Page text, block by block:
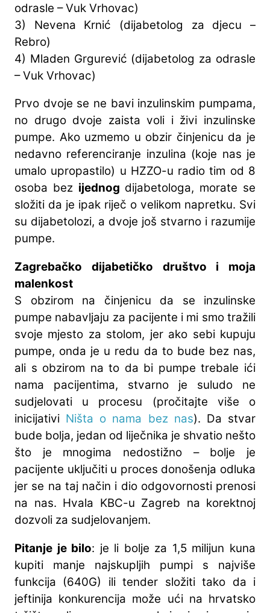
odrasle – Vuk Vrhovac)
3) Nevena Krnić (dijabetolog za djecu –
Rebro)
4) Mladen Grgurević (dijabetolog za odrasle
– Vuk Vrhovac)
Prvo dvoje se ne bavi inzulinskim pumpama,
no drugo dvoje zaista voli i živi inzulinske
pumpe. Ako uzmemo u obzir činjenicu da je
nedavno referenciranje inzulina (koje nas je
umalo upropastilo) u HZZO-u radio tim od 8
osoba bez ijednog dijabetologa, morate se
složiti da je ipak riječ o velikom napretku. Svi
su dijabetolozi, a dvoje još stvarno i razumije
pumpe.
Zagrebačko dijabetičko društvo i moja
malenkost
S obzirom na činjenicu da se inzulinske
pumpe nabavljaju za pacijente i mi smo tražili
svoje mjesto za stolom, jer ako sebi kupuju
pumpe, onda je u redu da to bude bez nas,
ali s obzirom na to da bi pumpe trebale ići
nama pacijentima, stvarno je suludo ne
sudjelovati u procesu (pročitajte više o
inicijativi Ništa o nama bez nas). Da stvar
bude bolja, jedan od liječnika je shvatio nešto
što je mnogima nedostižno – bolje je
pacijente uključiti u proces donošenja odluka
jer se na taj način i dio odgovornosti prenosi
na nas. Hvala KBC-u Zagreb na korektnoj
dozvoli za sudjelovanjem.
Pitanje je bilo: je li bolje za 1,5 milijun kuna
kupiti manje najskupljih pumpi s najviše
funkcija (640G) ili tender složiti tako da i
jeftinija konkurencija može ući na hrvatsko